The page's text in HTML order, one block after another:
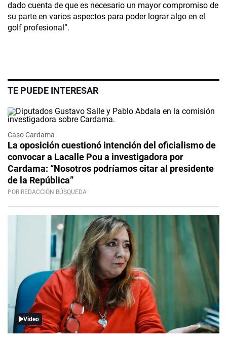
dado cuenta de que es necesario un mayor compromiso de
su parte en varios aspectos para poder lograr algo en el
golf profesional”.
TE PUEDE INTERESAR
Caso Cardama
La oposición cuestionó intención del oficialismo de
convocar a Lacalle Pou a investigadora por
Cardama: “Nosotros podríamos citar al presidente
de la República”
POR REDACCIÓN BÚSQUEDA
Video